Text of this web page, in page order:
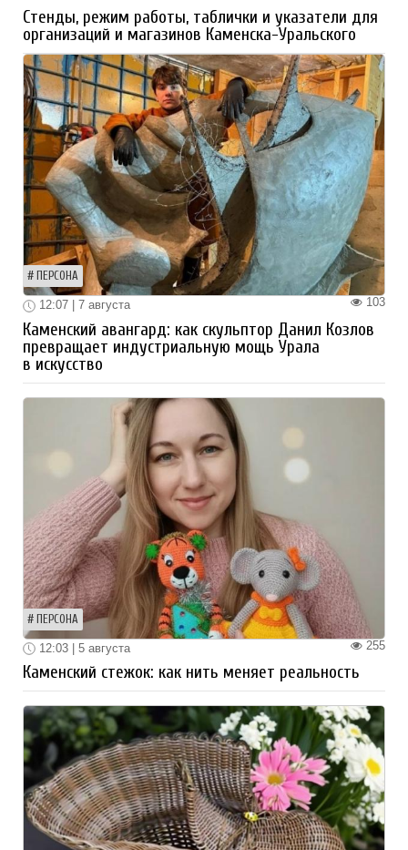
Стенды, режим работы, таблички и указатели для
организаций и магазинов Каменска-Уральского
ПЕРСОНА
103
12:07 | 7 августа
Каменский авангард: как скульптор Данил Козлов
превращает индустриальную мощь Урала
в искусство
ПЕРСОНА
255
12:03 | 5 августа
Каменский стежок: как нить меняет реальность